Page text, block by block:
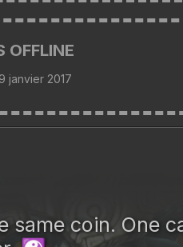
OFFLINE
janvier 2017
same coin. One